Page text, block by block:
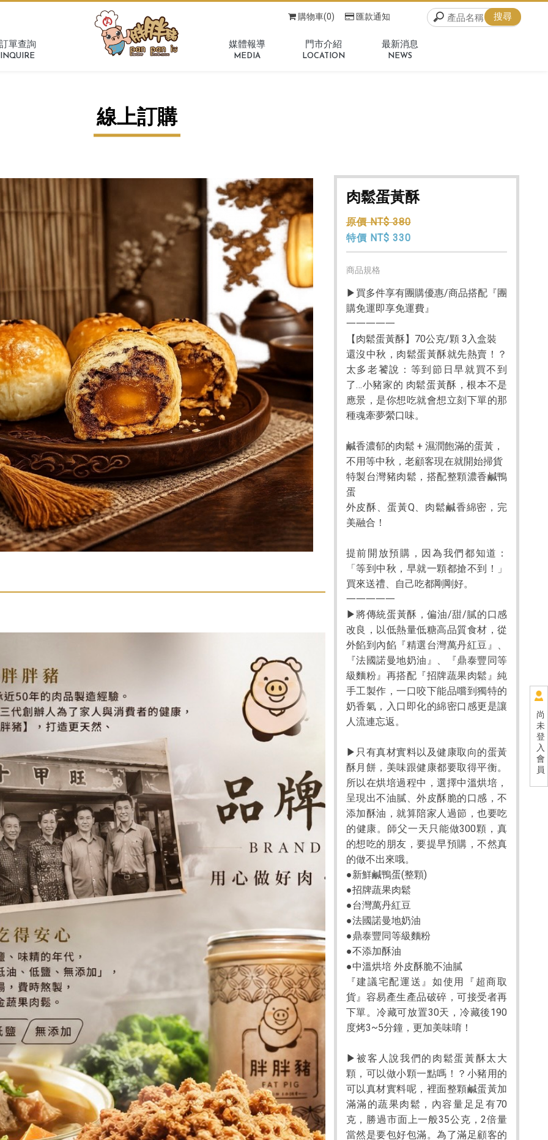
尚
未
登
入
會
員
單查詢
INQUIRE
媒體報導
MEDIA
門市介紹
LOCATION
最新消息
NEWS
購物車(0) 匯款通知
線上訂購
肉鬆蛋黃酥
原價 NT$ 380
特價 NT$ 330
商品規格
▶買多件享有團購優惠/商品搭配『團
購免運即享免運費』
一一一一一
【肉鬆蛋黃酥】70公克/顆 3入盒裝
還沒中秋，肉鬆蛋黃酥就先熱賣！？
太多老饕說：等到節日早就買不到
了…小豬家的 肉鬆蛋黃酥，根本不是
應景，是你想吃就會想立刻下單的那
種魂牽夢縈口味。
鹹香濃郁的肉鬆 + 濕潤飽滿的蛋黃，
不用等中秋，老顧客現在就開始掃貨
特製台灣豬肉鬆，搭配整顆濃香鹹鴨
蛋
外皮酥、蛋黃Q、肉鬆鹹香綿密，完
美融合！
提前開放預購，因為我們都知道：
「等到中秋，早就一顆都搶不到！」
買來送禮、自己吃都剛剛好。
一一一一一
▶將傳統蛋黃酥，偏油/甜/膩的口感
改良，以低熱量低糖高品質食材，從
外餡到內餡『精選台灣萬丹紅豆』、
『法國諾曼地奶油』、『鼎泰豐同等
級麵粉』再搭配『招牌蔬果肉鬆』純
手工製作，一口咬下能品嚐到獨特的
奶香氣，入口即化的綿密口感更是讓
人流連忘返。
▶只有真材實料以及健康取向的蛋黃
酥月餅，美味跟健康都要取得平衡。
所以在烘培過程中，選擇中溫烘培，
呈現出不油膩、外皮酥脆的口感，不
添加酥油，就算陪家人過節，也要吃
的健康。師父一天只能做300顆，真
的想吃的朋友，要提早預購，不然真
的做不出來哦。
●新鮮鹹鴨蛋(整顆)
●招牌蔬果肉鬆
●台灣萬丹紅豆
●法國諾曼地奶油
●鼎泰豐同等級麵粉
●不添加酥油
●中溫烘培 外皮酥脆不油膩
『建議宅配運送』如使用『超商取
貨』容易產生產品破碎，可接受者再
下單。冷藏可放置30天，冷藏後190
度烤3~5分鐘，更加美味唷！
▶被客人說我們的肉鬆蛋黃酥太大
顆，可以做小顆一點嗎！？小豬用的
可以真材實料呢，裡面整顆鹹蛋黃加
滿滿的蔬果肉鬆，內容量足足有70
克，勝過市面上一般35公克，2倍量
當然是要包好包滿。為了滿足顧客的